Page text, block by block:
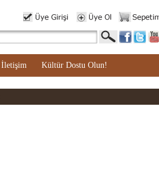
İletişim Kültür Dostu Olun!